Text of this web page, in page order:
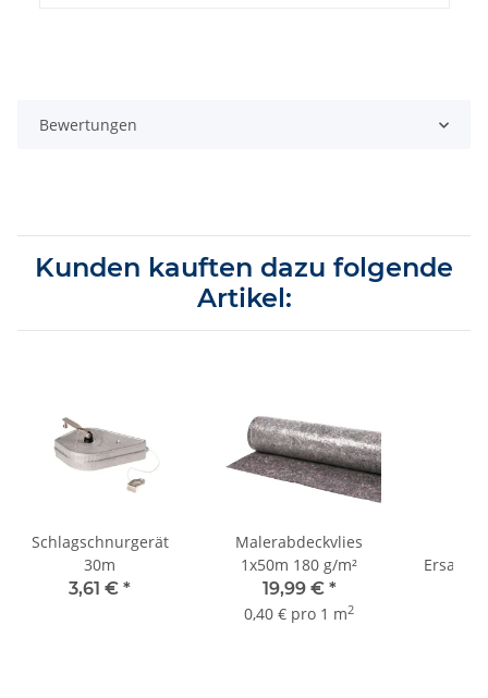
Bewertungen
Kunden kauften dazu folgende
Artikel:
Schlagschnurgerät
30m
3,61 € *
Malerabdeckvlies
1x50m 180 g/m²
19,99 € *
0,40 € pro 1 m2